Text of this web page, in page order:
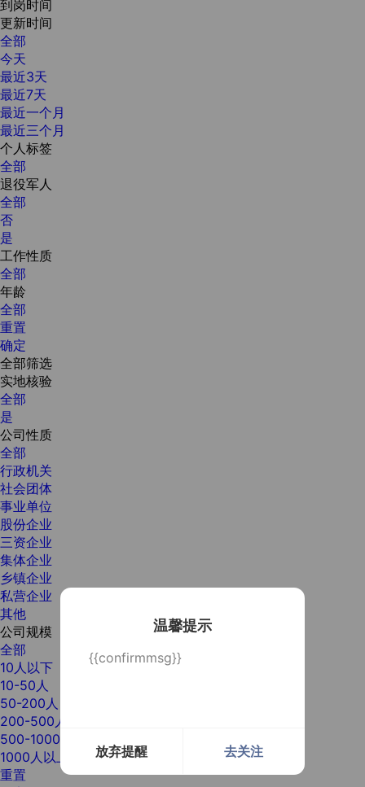
温馨提示
{{confirmmsg}}
放弃提醒 去关注
到岗时间
更新时间
全部
今天
最近3天
最近7天
最近一个月
最近三个月
个人标签
全部
退役军人
全部
否
是
工作性质
全部
年龄
全部
重置
确定
全部筛选
实地核验
全部
是
公司性质
全部
行政机关
社会团体
事业单位
股份企业
三资企业
集体企业
乡镇企业
私营企业
其他
公司规模
全部
10人以下
10-50人
50-200人
200-500人
500-1000人
1000人以上
重置